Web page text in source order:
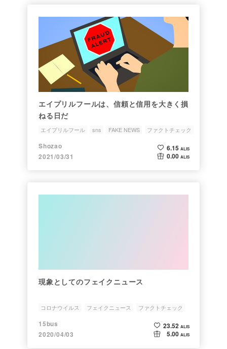
エイプリルフールは、信頼と信用を大きく損
ねる日だ
エイプリルフール sns FAKE NEWS
ファクトチェック
インフルエンサー
Shozao
2021/03/31
6.15 ALIS
0.00 ALIS
現象としてのフェイクニュース
コロナウイルス フェイクニュース
ファクトチェック
topic-education-parenting
15bus
2020/04/03
23.52 ALIS
5.00 ALIS